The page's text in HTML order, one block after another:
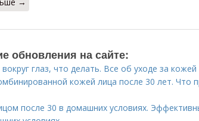
обновления на сайте:
глаз, что делать. Все об уходе за кожей
кожей лица после 30 лет. Что
после 30 в домашних условиях.